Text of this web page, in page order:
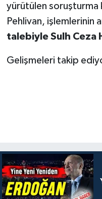
yürütülen soruşturma
Pehlivan, işlemlerinin
talebiyle Sulh Ceza
Gelişmeleri takip